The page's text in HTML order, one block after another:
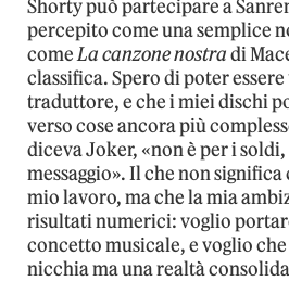
Shorty può partecipare a
percepito come una semplice
comeLa canzone nostradi
classifica. Spero di poter
traduttore, e che i miei dischi
verso cose ancora più
diceva Joker, «non è per i
messaggio». Il che non
mio lavoro, ma che la mia
risultati numerici: voglio
concetto musicale, e voglio
nicchia ma una realtà